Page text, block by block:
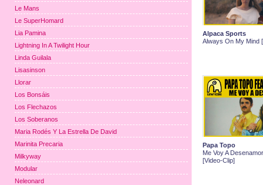
Alpaca Sports
Always On My Mind
Papa Topo
Me Voy A
[Video-Clip]
Le Mans
Le SuperHomard
Lia Pamina
Lightning In A Twilight Hour
Linda Guilala
Lisasinson
Llorar
Los Bonsáis
Los Flechazos
Los Soberanos
Maria Rodés Y La Estrella De David
Marinita Precaria
Milkyway
Modular
Neleonard